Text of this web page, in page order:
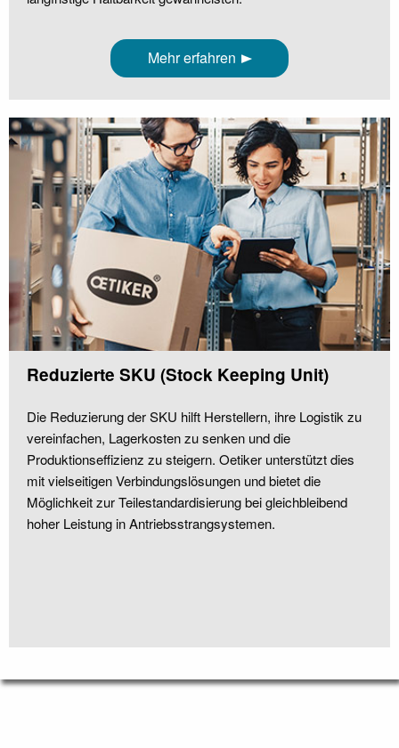
Mehr erfahren
Reduzierte SKU (Stock Keeping Unit)
Die Reduzierung der SKU hilft Herstellern, ihre Logistik zu
vereinfachen, Lagerkosten zu senken und die
Produktionseffizienz zu steigern. Oetiker unterstützt dies
mit vielseitigen Verbindungslösungen und bietet die
Möglichkeit zur Teilestandardisierung bei gleichbleibend
hoher Leistung in Antriebsstrangsystemen.